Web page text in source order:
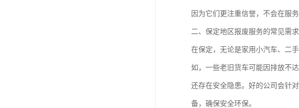
因为它们更注重信誉，不会在服
二、保定地区报废服务的常见需求
在保定，无论是家用小汽车、二
如，一些老旧货车可能因排放不
还存在安全隐患。好的公司会针
备，确保安全环保。